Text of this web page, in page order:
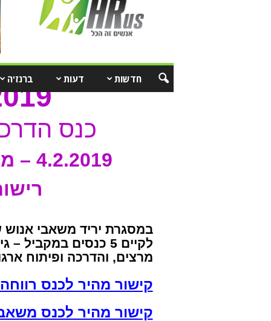
חדשות דעות ברנז'ה
HRexpo2019
כנס
4.2.2019 –
במסגרת יריד משאבי אנוש
לקיים 5 כנסים
מרצים, והדרכה ופיתוח
קישור מהיר לכנס רווחה
קישור מהיר לכנס